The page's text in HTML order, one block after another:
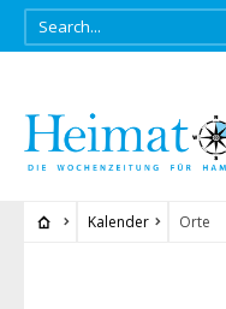
Kalender Orte